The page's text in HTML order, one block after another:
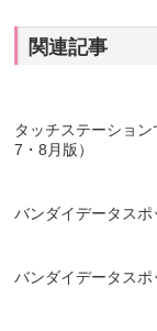
関連記事
タッチステーショ
7・8月版）
バンダイデータスポ
バンダイデータスポ